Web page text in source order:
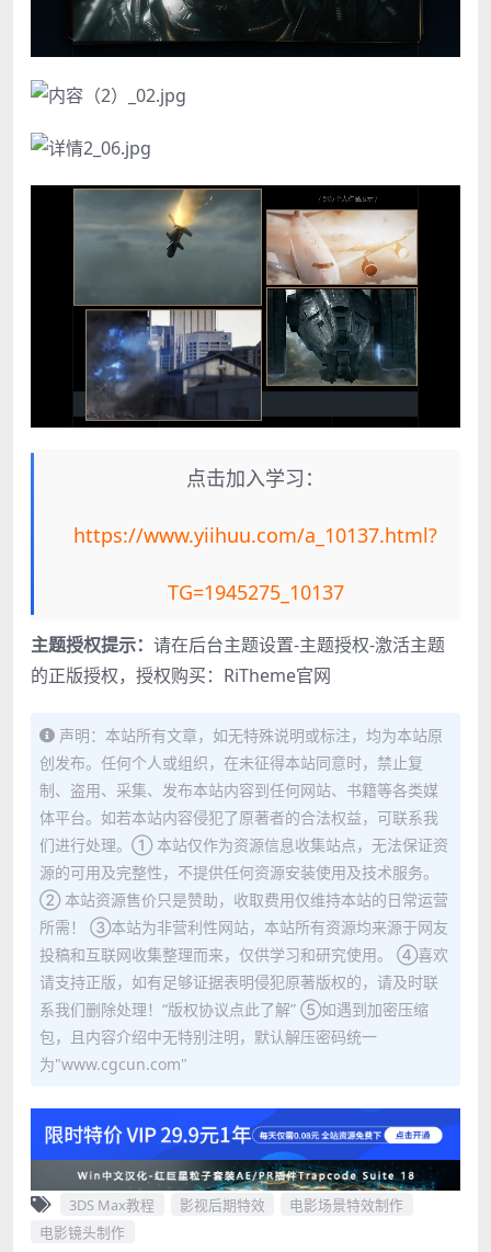
点击加入学习：
https://www.yiihuu.com/a_10137.html?
TG=1945275_10137
主题授权提示： 请在后台主题设置-主题授权-激活主题
的正版授权，授权购买： RiTheme官网
声明：本站所有文章，如无特殊说明或标注，均为本站原
创发布。任何个人或组织，在未征得本站同意时，禁止复
制、盗用、采集、发布本站内容到任何网站、书籍等各类媒
体平台。如若本站内容侵犯了原著者的合法权益，可联系我
们进行处理。① 本站仅作为资源信息收集站点，无法保证资
源的可用及完整性，不提供任何资源安装使用及技术服务。
② 本站资源售价只是赞助，收取费用仅维持本站的日常运营
所需！ ③本站为非营利性网站，本站所有资源均来源于网友
投稿和互联网收集整理而来，仅供学习和研究使用。 ④喜欢
请支持正版，如有足够证据表明侵犯原著版权的，请及时联
系我们删除处理！“版权协议点此了解” ⑤如遇到加密压缩
包，且内容介绍中无特别注明，默认解压密码统一
为"www.cgcun.com"
3DS Max教程 影视后期特效
电影场景特效制作
电影镜头制作